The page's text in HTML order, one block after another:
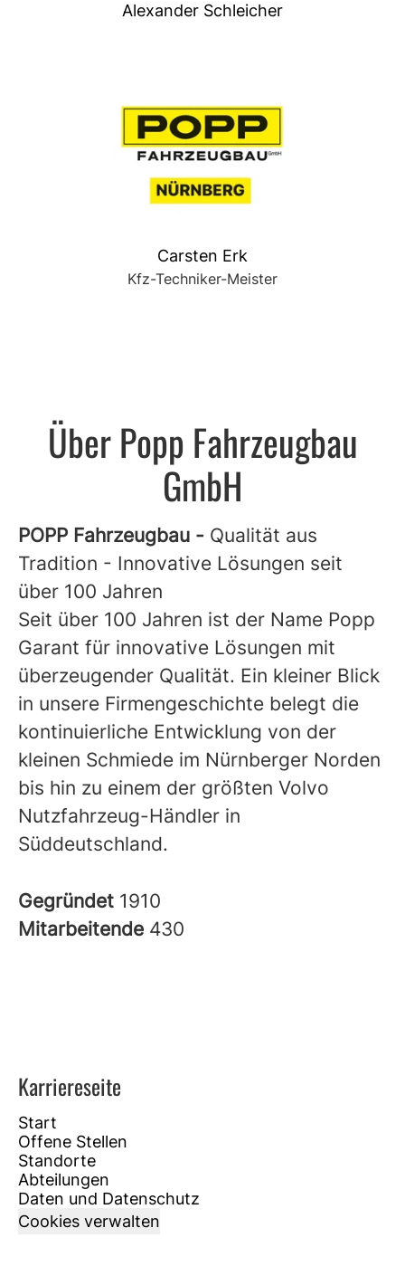
Alexander Schleicher
Carsten Erk
Kfz-Techniker-Meister
Über Popp Fahrzeugbau
GmbH
POPP Fahrzeugbau - Qualität aus
Tradition - Innovative Lösungen seit
über 100 Jahren
Seit über 100 Jahren ist der Name Popp
Garant für innovative Lösungen mit
überzeugender Qualität. Ein kleiner Blick
in unsere Firmengeschichte belegt die
kontinuierliche Entwicklung von der
kleinen Schmiede im Nürnberger Norden
bis hin zu einem der größten Volvo
Nutzfahrzeug-Händler in
Süddeutschland.
Gegründet 1910
Mitarbeitende 430
Karriereseite
Start
Offene Stellen
Standorte
Abteilungen
Daten und Datenschutz
Cookies verwalten